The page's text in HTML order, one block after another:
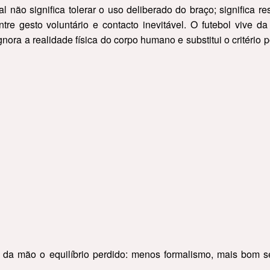
não significa tolerar o uso deliberado do braço; significa
gesto voluntário e contacto inevitável. O futebol vive
a realidade física do corpo humano e substitui o critério
mão o equilíbrio perdido: menos formalismo, mais bom